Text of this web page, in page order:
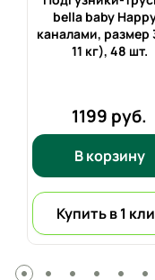
bella baby
каналами, размер
11 кг), 48 шт.
1199 руб.
В корзину
Купить в 1